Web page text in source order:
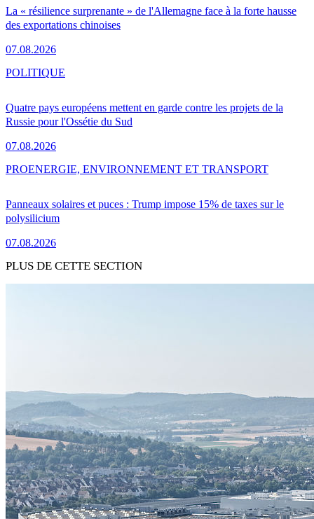
La « résilience surprenante » de l'Allemagne face à la forte hausse
des exportations chinoises
07.08.2026
Quatre pays européens mettent en garde contre les projets de la
Russie pour l'Ossétie du Sud
07.08.2026
POLITIQUE
Panneaux solaires et puces : Trump impose 15% de taxes sur le
polysilicium
07.08.2026
PROENERGIE, ENVIRONNEMENT ET TRANSPORT
PLUS DE CETTE SECTION